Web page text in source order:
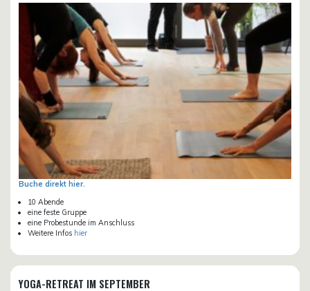
Buche direkt hier.
10 Abende
eine feste Gruppe
eine Probestunde im Anschluss
Weitere Infos hier
YOGA-RETREAT IM SEPTEMBER